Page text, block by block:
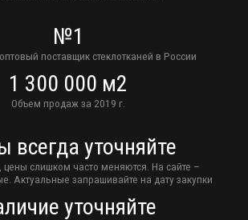
№1
поставщик стеклотканей в России
1 300 000 м2
Объем продаж за 2019 г.
всегда уточняйте
слишком часто меняются. На сайте –
Актуальные запрашивайте на дату закупки
уточняйте